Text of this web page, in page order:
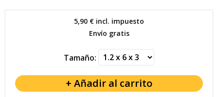
5,90 € incl. impuesto
Envío gratis
Tamaño: